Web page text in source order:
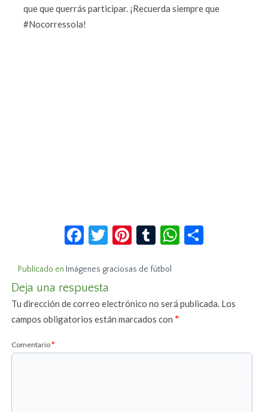
que que querrás participar. ¡Recuerda siempre que
#Nocorressola!
Facebook
Twitter
Pinterest
TumblrWhatsApp
Publicado en Imágenes graciosas de fútbol
Deja una respuesta
Tu dirección de correo electrónico no será publicada. Los
campos obligatorios están marcados con*
Comentario*